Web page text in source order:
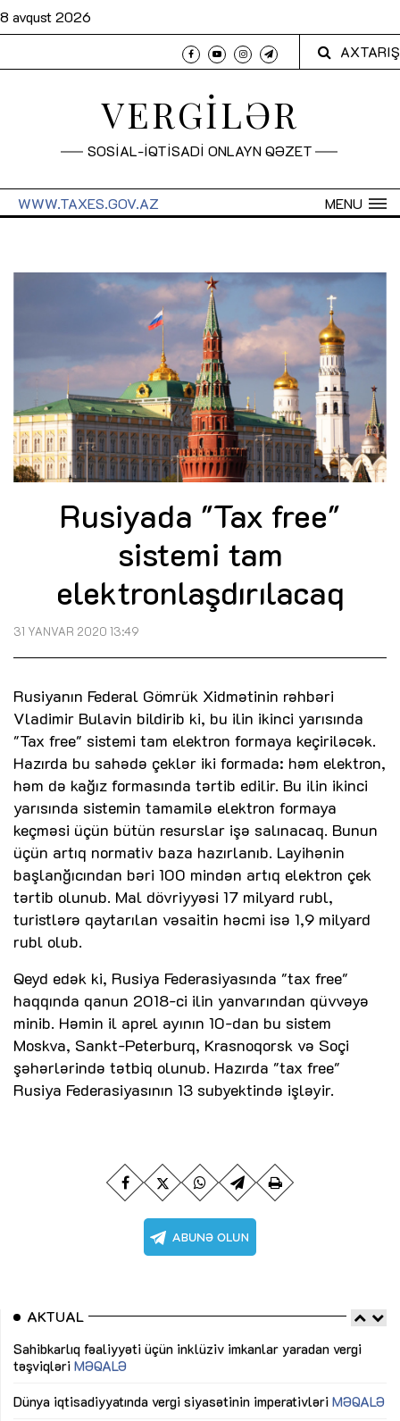
8 avqust 2026
AXTARIŞ
VERGİLƏR
SOSİAL-İQTİSADİ ONLAYN QƏZET
MENU
WWW.TAXES.GOV.AZ
Rusiyada "Tax free"
sistemi tam
elektronlaşdırılacaq
31 YANVAR 2020 13:49
Rusiyanın Federal Gömrük Xidmətinin rəhbəri
Vladimir Bulavin bildirib ki, bu ilin ikinci yarısında
"Tax free" sistemi tam elektron formaya keçiriləcək.
Hazırda bu sahədə çeklər iki formada: həm elektron,
həm də kağız formasında tərtib edilir. Bu ilin ikinci
yarısında sistemin tamamilə elektron formaya
keçməsi üçün bütün resurslar işə salınacaq. Bunun
üçün artıq normativ baza hazırlanıb. Layihənin
başlanğıcından bəri 100 mindən artıq elektron çek
tərtib olunub. Mal dövriyyəsi 17 milyard rubl,
turistlərə qaytarılan vəsaitin həcmi isə 1,9 milyard
rubl olub.
Qeyd edək ki, Rusiya Federasiyasında "tax free"
haqqında qanun 2018-ci ilin yanvarından qüvvəyə
minib. Həmin il aprel ayının 10-dan bu sistem
Moskva, Sankt-Peterburq, Krasnoqorsk və Soçi
şəhərlərində tətbiq olunub. Hazırda "tax free"
Rusiya Federasiyasının 13 subyektində işləyir.
AKTUAL
Sahibkarlıq fəaliyyəti üçün inklüziv imkanlar yaradan vergi
təşviqləri MƏQALƏ
Dünya iqtisadiyyatında vergi siyasətinin imperativləri MƏQALƏ